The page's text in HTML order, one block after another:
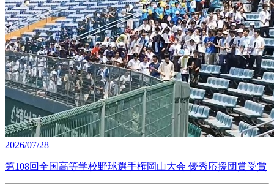
2026/07/28
第108回全国高等学校野球選手権岡山大会 優秀応援団賞受賞